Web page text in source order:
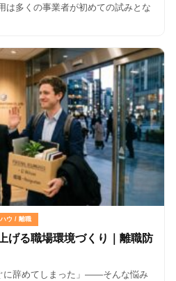
は多くの事業者が初めての試みとな
ウ / 離職
げる職場環境づくり｜離職防
に辞めてしまった」——そんな悩み